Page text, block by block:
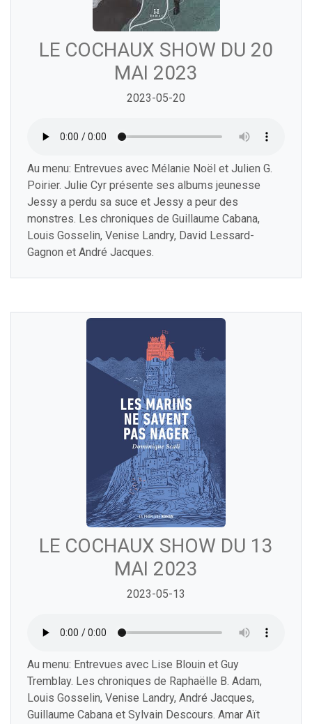
LE COCHAUX SHOW DU 20
MAI 2023
2023-05-20
Au menu: Entrevues avec Mélanie Noël et Julien G.
Poirier. Julie Cyr présente ses albums jeunesse
Jessy a perdu sa suce et Jessy a peur des
monstres. Les chroniques de Guillaume Cabana,
Louis Gosselin, Venise Landry, David Lessard-
Gagnon et André Jacques.
LE COCHAUX SHOW DU 13
MAI 2023
2023-05-13
Au menu: Entrevues avec Lise Blouin et Guy
Tremblay. Les chroniques de Raphaëlle B. Adam,
Louis Gosselin, Venise Landry, André Jacques,
Guillaume Cabana et Sylvain Descours. Amar Aït